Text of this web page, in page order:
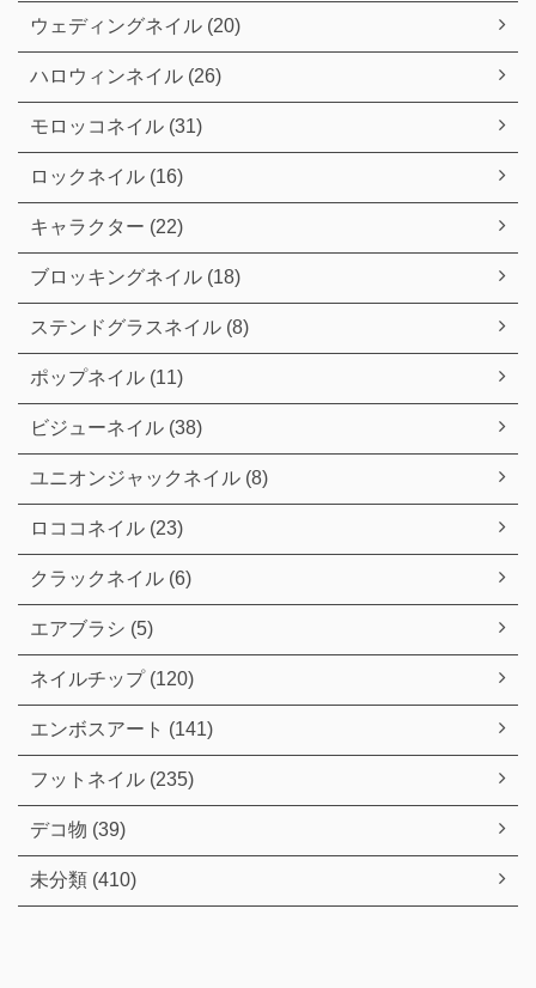
ウェディングネイル (20)
ハロウィンネイル (26)
モロッコネイル (31)
ロックネイル (16)
キャラクター (22)
ブロッキングネイル (18)
ステンドグラスネイル (8)
ポップネイル (11)
ビジューネイル (38)
ユニオンジャックネイル (8)
ロココネイル (23)
クラックネイル (6)
エアブラシ (5)
ネイルチップ (120)
エンボスアート (141)
フットネイル (235)
デコ物 (39)
未分類 (410)